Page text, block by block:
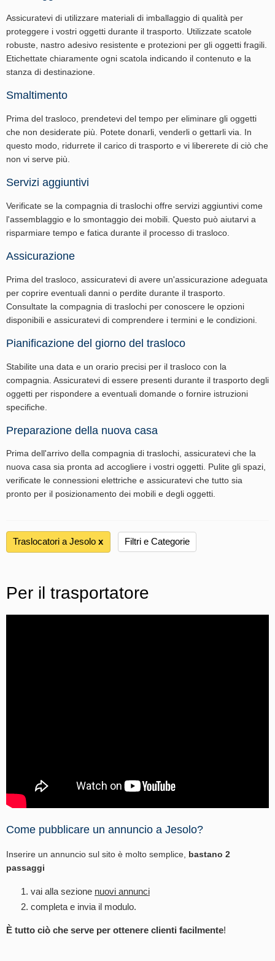
Assicuratevi di utilizzare materiali di imballaggio di qualità per
proteggere i vostri oggetti durante il trasporto. Utilizzate scatole
robuste, nastro adesivo resistente e protezioni per gli oggetti fragili.
Etichettate chiaramente ogni scatola indicando il contenuto e la
stanza di destinazione.
Smaltimento
Prima del trasloco, prendetevi del tempo per eliminare gli oggetti
che non desiderate più. Potete donarli, venderli o gettarli via. In
questo modo, ridurrete il carico di trasporto e vi libererete di ciò che
non vi serve più.
Servizi aggiuntivi
Verificate se la compagnia di traslochi offre servizi aggiuntivi come
l'assemblaggio e lo smontaggio dei mobili. Questo può aiutarvi a
risparmiare tempo e fatica durante il processo di trasloco.
Assicurazione
Prima del trasloco, assicuratevi di avere un'assicurazione adeguata
per coprire eventuali danni o perdite durante il trasporto.
Consultate la compagnia di traslochi per conoscere le opzioni
disponibili e assicuratevi di comprendere i termini e le condizioni.
Pianificazione del giorno del trasloco
Stabilite una data e un orario precisi per il trasloco con la
compagnia. Assicuratevi di essere presenti durante il trasporto degli
oggetti per rispondere a eventuali domande o fornire istruzioni
specifiche.
Preparazione della nuova casa
Prima dell'arrivo della compagnia di traslochi, assicuratevi che la
nuova casa sia pronta ad accogliere i vostri oggetti. Pulite gli spazi,
verificate le connessioni elettriche e assicuratevi che tutto sia
pronto per il posizionamento dei mobili e degli oggetti.
Traslocatori a Jesolo х Filtri e Categorie
Per il trasportatore
Come pubblicare un annuncio a Jesolo?
Inserire un annuncio sul sito è molto semplice, bastano 2
passaggi
vai alla sezione nuovi annunci
completa e invia il modulo.
È tutto ciò che serve per ottenere clienti facilmente!